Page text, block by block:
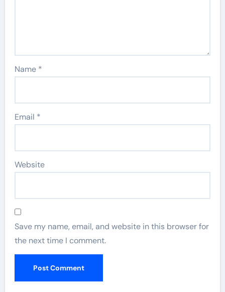
Name *
Email *
Website
Save my name, email, and website in this browser for
the next time I comment.